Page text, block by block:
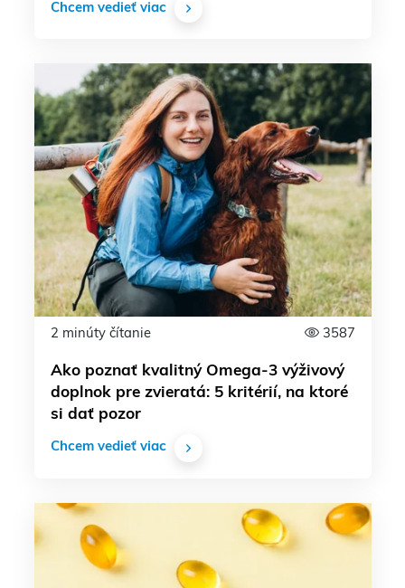
Chcem vedieť viac
2 minúty čítanie 3587
Ako poznať kvalitný Omega-3 výživový
doplnok pre zvieratá: 5 kritérií, na ktoré
si dať pozor
Chcem vedieť viac